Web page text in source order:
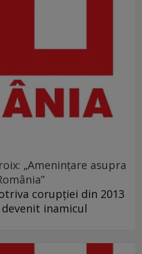
„Ameninţare asupra
corupţiei din 2013
devenit inamicul